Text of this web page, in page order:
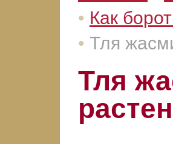
• Как
• Тля
Тля